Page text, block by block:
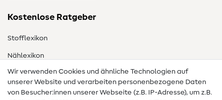
Kostenlose Ratgeber
Stofflexikon
Nählexikon
Nähanleitungen
Hilfe & Kontakt
Wir verwenden Cookies und ähnliche Technologien auf
unserer Website und verarbeiten personenbezogene Daten
von Besucher:innen unserer Webseite (z.B. IP-Adresse), um z.B.